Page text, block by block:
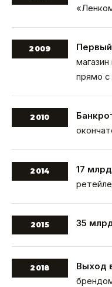
2009
прямо с
2010
2014 17
2015 35
2018 Выход